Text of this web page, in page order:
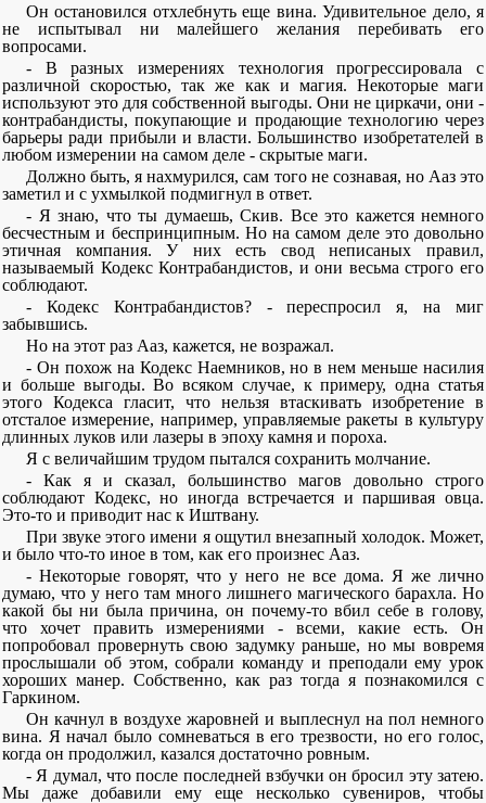
Он остановился отхлебнуть еще вина. Удивительное дело, я
не испытывал ни малейшего желания перебивать его
вопросами.
- В разных измерениях технология прогрессировала с
различной скоростью, так же как и магия. Некоторые маги
используют это для собственной выгоды. Они не циркачи, они -
контрабандисты, покупающие и продающие технологию через
барьеры ради прибыли и власти. Большинство изобретателей в
любом измерении на самом деле - скрытые маги.
Должно быть, я нахмурился, сам того не сознавая, но Ааз это
заметил и с ухмылкой подмигнул в ответ.
- Я знаю, что ты думаешь, Скив. Все это кажется немного
бесчестным и беспринципным. Но на самом деле это довольно
этичная компания. У них есть свод неписаных правил,
называемый Кодекс Контрабандистов, и они весьма строго его
соблюдают.
- Кодекс Контрабандистов? - переспросил я, на миг
забывшись.
Но на этот раз Ааз, кажется, не возражал.
- Он похож на Кодекс Наемников, но в нем меньше насилия
и больше выгоды. Во всяком случае, к примеру, одна статья
этого Кодекса гласит, что нельзя втаскивать изобретение в
отсталое измерение, например, управляемые ракеты в культуру
длинных луков или лазеры в эпоху камня и пороха.
Я с величайшим трудом пытался сохранить молчание.
- Как я и сказал, большинство магов довольно строго
соблюдают Кодекс, но иногда встречается и паршивая овца.
Это-то и приводит нас к Иштвану.
При звуке этого имени я ощутил внезапный холодок. Может,
и было что-то иное в том, как его произнес Ааз.
- Некоторые говорят, что у него не все дома. Я же лично
думаю, что у него там много лишнего магического барахла. Но
какой бы ни была причина, он почему-то вбил себе в голову,
что хочет править измерениями - всеми, какие есть. Он
попробовал провернуть свою задумку раньше, но мы вовремя
прослышали об этом, собрали команду и преподали ему урок
хороших манер. Собственно, как раз тогда я познакомился с
Гаркином.
Он качнул в воздухе жаровней и выплеснул на пол немного
вина. Я начал было сомневаться в его трезвости, но его голос,
когда он продолжил, казался достаточно ровным.
- Я думал, что после последней взбучки он бросил эту затею.
Мы даже добавили ему еще несколько сувениров, чтобы